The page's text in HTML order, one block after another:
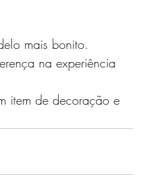
mais bonito.
na experiência
item de decoração e